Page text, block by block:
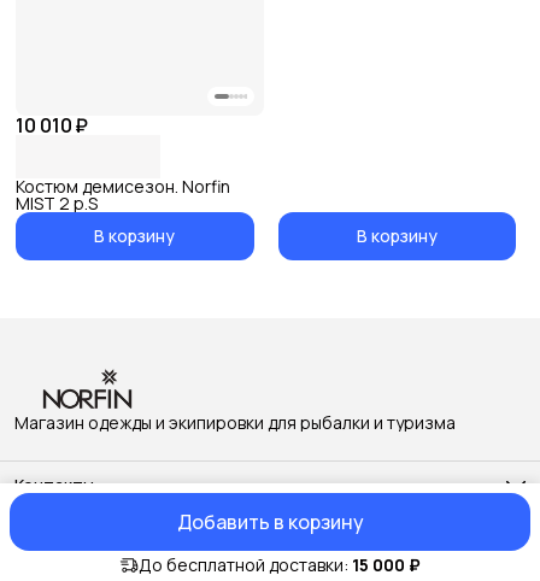
Добавить в корзину
До бесплатной доставки: 15 000 ₽
10 010 ₽
Костюм демисезон. Norfin
MIST 2 р.S
В корзину
В корзину
Магазин одежды и экипировки для рыбалки и туризма
Контакты
г. Москва, ул. Беломорская, дом 4
Телефон
8 (495) 971-59-91
© NorfinShopОплатаДоставкаПравила возвратаРеквизиты